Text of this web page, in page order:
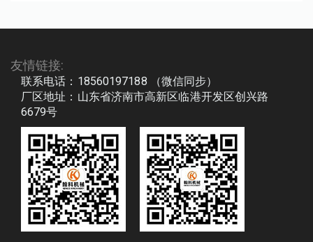
友情链接:
联系电话：18560197188 （微信同步）
厂区地址：山东省济南市高新区临港开发区创兴路
6679号